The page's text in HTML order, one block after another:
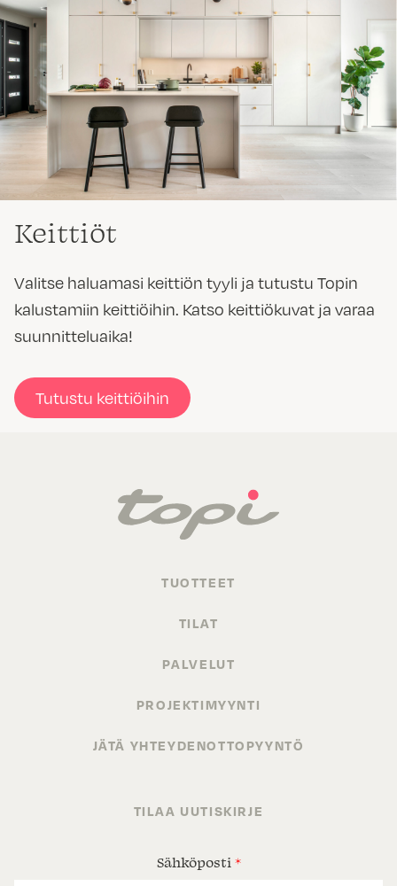
Keittiöt
Valitse haluamasi keittiön tyyli ja tutustu Topin
kalustamiin keittiöihin. Katso keittiökuvat ja varaa
suunnitteluaika!
Tutustu keittiöihin
TUOTTEET
TILAT
PALVELUT
PROJEKTIMYYNTI
JÄTÄ YHTEYDENOTTOPYYNTÖ
TILAA UUTISKIRJE
Sähköposti *